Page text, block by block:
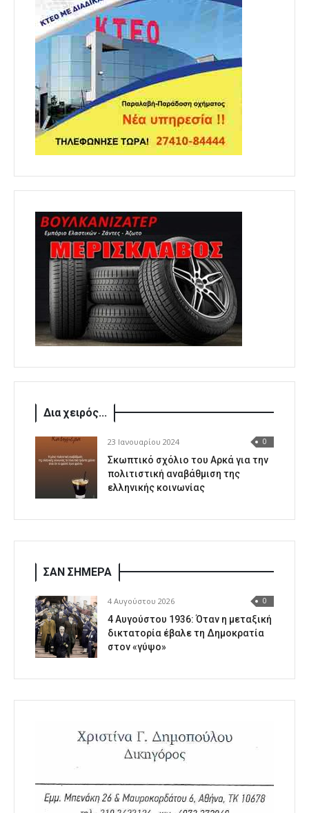
Δια χειρός...
23 Ιανουαρίου 2024 0
Σκωπτικό σχόλιο του Αρκά για την
πολιτιστική αναβάθμιση της
ελληνικής κοινωνίας
ΣΑΝ ΣΗΜΕΡΑ
4 Αυγούστου 2026 0
4 Αυγούστου 1936: Όταν η μεταξική
δικτατορία έβαλε τη Δημοκρατία
στον «γύψο»